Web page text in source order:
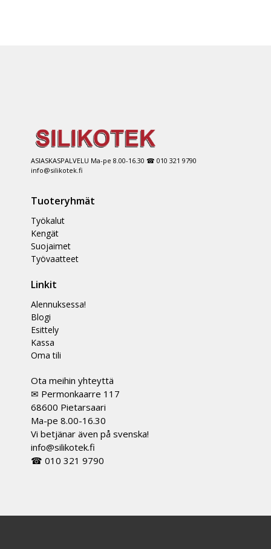
ASIASKASPALVELU Ma-pe 8.00-16.30 ☎ 010 321 9790
info@silikotek.fi
Tuoteryhmät
Työkalut
Kengät
Suojaimet
Työvaatteet
Linkit
Alennuksessa!
Blogi
Esittely
Kassa
Oma tili
Ota meihin yhteyttä
✉ Permonkaarre 117
68600 Pietarsaari
Ma-pe 8.00-16.30
Vi betjänar även på svenska!
info@silikotek.fi
☎ 010 321 9790